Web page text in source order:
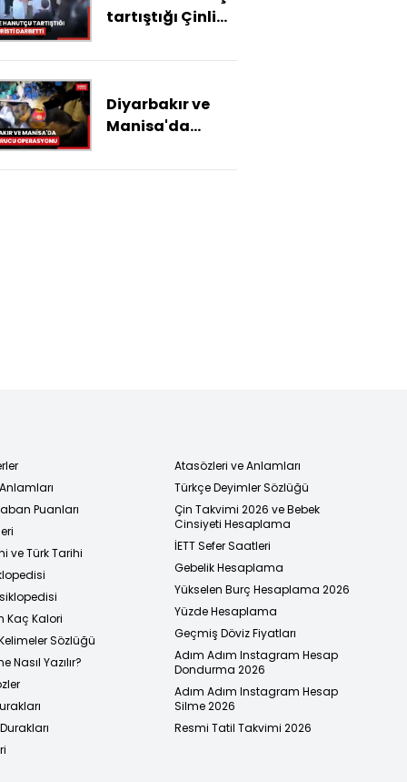
tartıştığı Çinli
Diyarbakır ve
Manisa'da
operasyonu: 445
Puanları
ve Türk Tarihi
Kaç Kalori
Sözlüğü
Nasıl Yazılır?
Atasözleri ve Anlamları
Türkçe Deyimler Sözlüğü
Çin Takvimi 2026 ve Bebek
Cinsiyeti Hesaplama
İETT Sefer Saatleri
Gebelik Hesaplama
Yükselen Burç Hesaplama 2026
Yüzde Hesaplama
Geçmiş Döviz Fiyatları
Adım Adım Instagram Hesap
Dondurma 2026
Adım Adım Instagram Hesap
Silme 2026
Resmi Tatil Takvimi 2026